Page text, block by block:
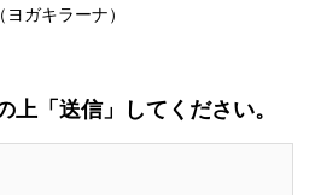
ガキラーナ）
上「送信」してください。